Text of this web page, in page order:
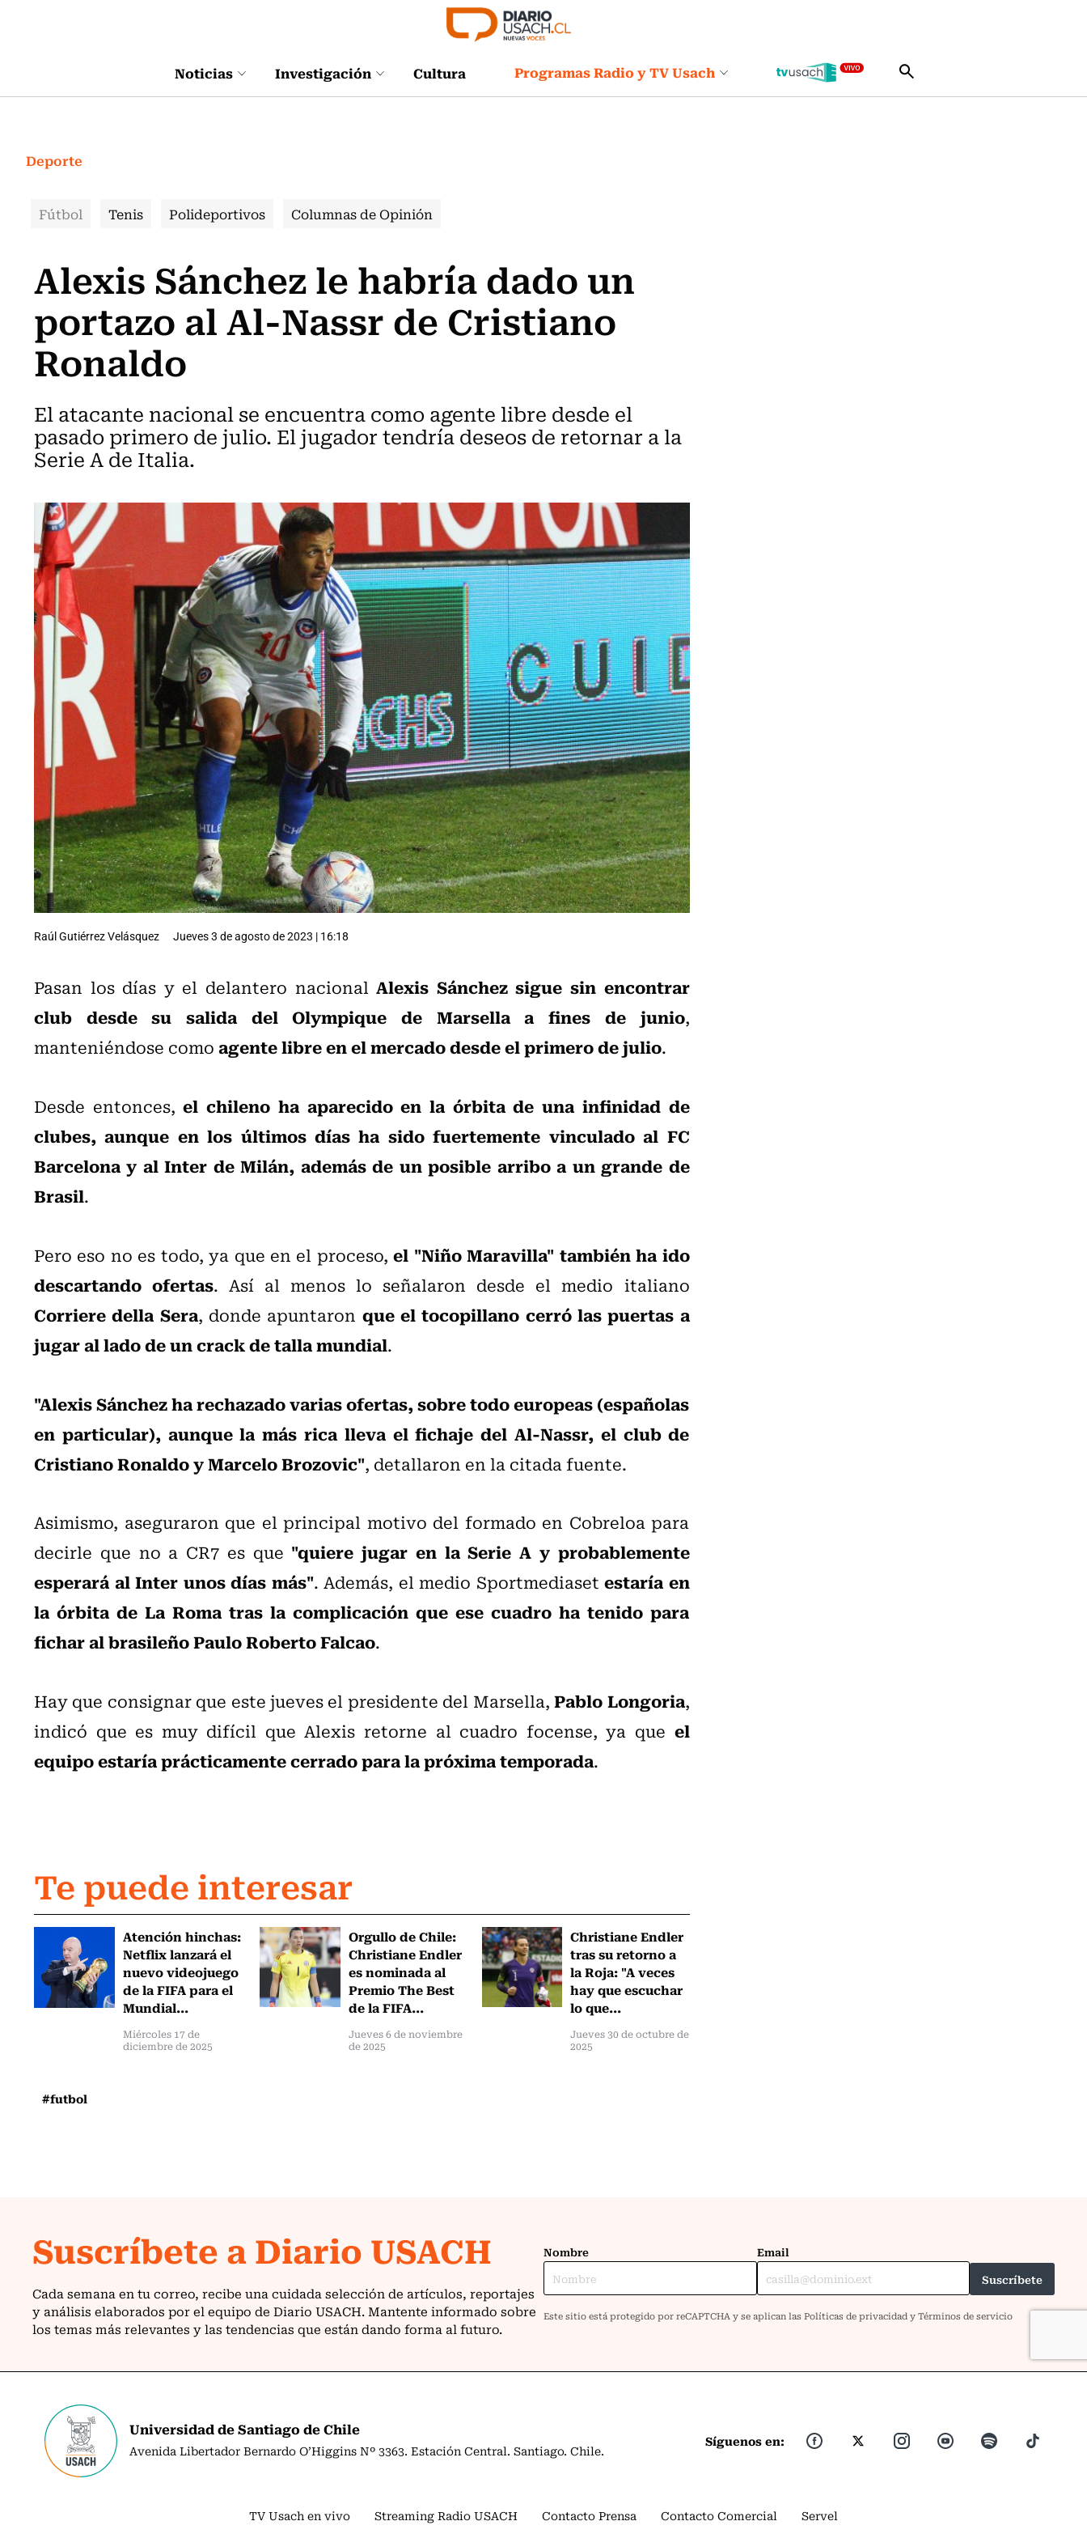
Noticias Investigación Cultura Programas Radio y TV Usach
Deporte
Fútbol Tenis Polideportivos Columnas de Opinión
Alexis Sánchez le habría dado un
portazo al Al-Nassr de Cristiano
Ronaldo
El atacante nacional se encuentra como agente libre desde el
pasado primero de julio. El jugador tendría deseos de retornar a la
Serie A de Italia.
Raúl Gutiérrez Velásquez Jueves 3 de agosto de 2023 | 16:18
Pasan los días y el delantero nacionalAlexis Sánchez sigue sin encontrar
club desde su salida del Olympique de Marsella a fines de junio,
manteniéndose comoagente libre en el mercado desde el primero de julio.
Desde entonces,el chileno ha aparecido en la órbita de una infinidad de
clubes, aunque en los últimos días ha sido fuertemente vinculado al FC
Barcelona y al Inter de Milán, además de un posible arribo a un grande de
Brasil.
Pero eso no es todo, ya que en el proceso,el "Niño Maravilla" también ha ido
descartando ofertas. Así al menos lo señalaron desde el medio italiano
Corriere della Sera, donde apuntaron que el tocopillano cerró las puertas a
jugar al lado de un crack de talla mundial.
"Alexis Sánchez ha rechazado varias ofertas, sobre todo europeas (españolas
en particular), aunque la más rica lleva el fichaje del Al-Nassr, el club de
Cristiano Ronaldo y Marcelo Brozovic", detallaron en la citada fuente.
Asimismo, aseguraron que el principal motivo del formado en Cobreloa para
decirle que no a CR7 es que "quiere jugar en la Serie A y probablemente
esperará al Inter unos días más". Además, el medio Sportmediaset estaría en
la órbita de La Roma tras la complicación que ese cuadro ha tenido para
fichar al brasileño Paulo Roberto Falcao.
Hay que consignar que este jueves el presidente del Marsella,Pablo Longoria,
indicó que es muy difícil que Alexis retorne al cuadro focense, ya que el
equipo estaría prácticamente cerrado para la próxima temporada.
Te puede interesar
Atención hinchas:
Netflix lanzará el
nuevo videojuego
de la FIFA para el
Mundial...
Miércoles 17 de
diciembre de 2025
Orgullo de Chile:
Christiane Endler
es nominada al
Premio The Best
de la FIFA...
Jueves 6 de noviembre
de 2025
Christiane Endler
tras su retorno a
la Roja: "A veces
hay que escuchar
lo que...
Jueves 30 de octubre de
2025
#futbol
Universidad de Santiago de Chile
Avenida Libertador Bernardo O’Higgins Nº 3363. Estación Central. Santiago. Chile.
Síguenos en:
TV Usach en vivo Streaming Radio USACH Contacto Prensa Contacto Comercial Servel